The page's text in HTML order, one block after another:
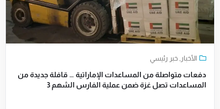
الأخبار ,خبر رئيسي
دفعات متواصلة من المساعدات الإماراتية … قافلة جديدة من
المساعدات تصل غزة ضمن عملية الفارس الشهم 3